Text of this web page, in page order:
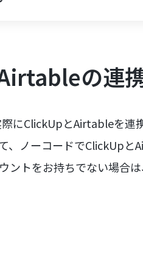
の連
にClickUpとAirtableを連
、ノーコードでClickUpと
ントをお持ちでない場合